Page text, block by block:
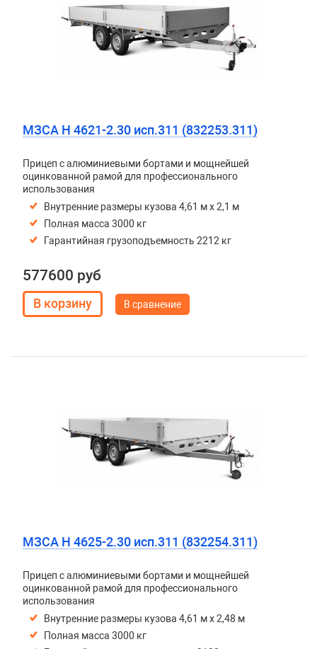
МЗСА H 4621-2.30 исп.311 (832253.311)
Прицеп с алюминиевыми бортами и мощнейшей
оцинкованной рамой для профессионального
использования
Внутренние размеры кузова 4,61 м х 2,1 м
Полная масса 3000 кг
Гарантийная грузоподъемность 2212 кг
577600 руб
В сравнение
МЗСА H 4625-2.30 исп.311 (832254.311)
Прицеп с алюминиевыми бортами и мощнейшей
оцинкованной рамой для профессионального
использования
Внутренние размеры кузова 4,61 м х 2,48 м
Полная масса 3000 кг